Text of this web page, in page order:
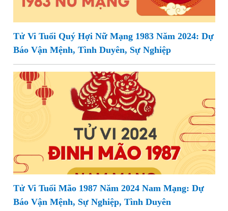
Tử Vi Tuổi Quý Hợi Nữ Mạng 1983 Năm 2024: Dự
Báo Vận Mệnh, Tình Duyên, Sự Nghiệp
Tử Vi Tuổi Mão 1987 Năm 2024 Nam Mạng: Dự
Báo Vận Mệnh, Sự Nghiệp, Tình Duyên